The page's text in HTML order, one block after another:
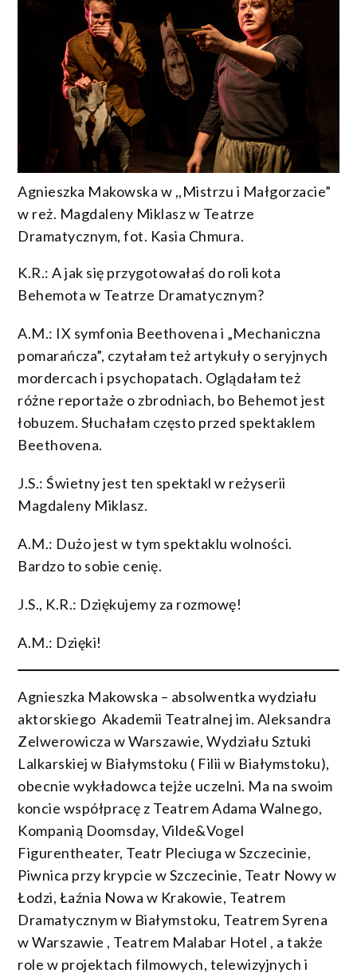
Agnieszka Makowska w ,,Mistrzu i Małgorzacie”
w reż. Magdaleny Miklasz w Teatrze
Dramatycznym, fot. Kasia Chmura.
K.R.: A jak się przygotowałaś do roli kota
Behemota w Teatrze Dramatycznym?
A.M.: IX symfonia Beethovena i „Mechaniczna
pomarańcza”, czytałam też artykuły o seryjnych
mordercach i psychopatach. Oglądałam też
różne reportaże o zbrodniach, bo Behemot jest
łobuzem. Słuchałam często przed spektaklem
Beethovena.
J.S.: Świetny jest ten spektakl w reżyserii
Magdaleny Miklasz.
A.M.: Dużo jest w tym spektaklu wolności.
Bardzo to sobie cenię.
J.S., K.R.: Dziękujemy za rozmowę!
A.M.: Dzięki!
Agnieszka Makowska – absolwentka wydziału
aktorskiego Akademii Teatralnej im. Aleksandra
Zelwerowicza w Warszawie, Wydziału Sztuki
Lalkarskiej w Białymstoku ( Filii w Białymstoku),
obecnie wykładowca tejże uczelni. Ma na swoim
koncie współpracę z Teatrem Adama Walnego,
Kompanią Doomsday, Vilde&Vogel
Figurentheater, Teatr Pleciuga w Szczecinie,
Piwnica przy krypcie w Szczecinie, Teatr Nowy w
Łodzi, Łaźnia Nowa w Krakowie, Teatrem
Dramatycznym w Białymstoku, Teatrem Syrena
w Warszawie , Teatrem Malabar Hotel , a także
role w projektach filmowych, telewizyjnych i